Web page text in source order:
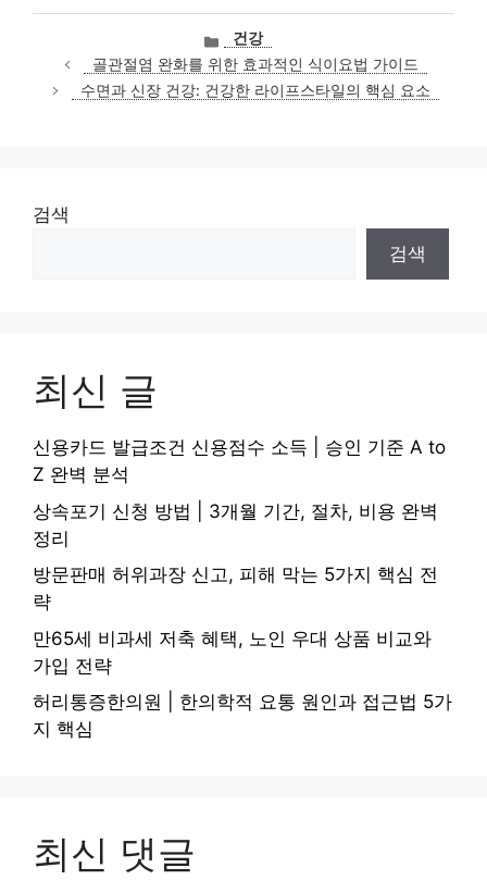
카
테
고
리
건강
골관절염 완화를 위한 효과적인 식이요법 가이드
수면과 신장 건강: 건강한 라이프스타일의 핵심 요소
검색
검색
최신 글
신용카드 발급조건 신용점수 소득 | 승인 기준 A to
Z 완벽 분석
상속포기 신청 방법 | 3개월 기간, 절차, 비용 완벽
정리
방문판매 허위과장 신고, 피해 막는 5가지 핵심 전
략
만65세 비과세 저축 혜택, 노인 우대 상품 비교와
가입 전략
허리통증한의원 | 한의학적 요통 원인과 접근법 5가
지 핵심
최신 댓글